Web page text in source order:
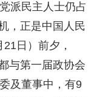
派民主人士仍占
，正是中国人民
日）前夕，
与第一届政协会
及董事中，有9